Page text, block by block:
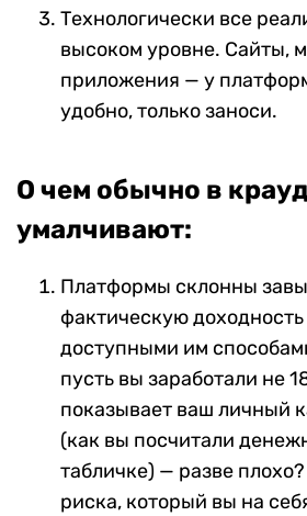
Технологически все
высоком уровне. Сайты,
приложения — у
удобно, только заноси.
О чем обычно в
умалчивают:
Платформы склонны
фактическую
доступными им
пусть вы заработали не
показывает ваш личный
(как вы посчитали
табличке) — разве
риска, который вы на